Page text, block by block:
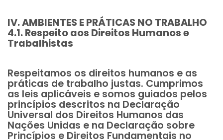
IV. AMBIENTES E PRÁTICAS NO TRABALHO
4.1. Respeito aos Direitos Humanos e
Trabalhistas
Respeitamos os direitos humanos e as
práticas de trabalho justas. Cumprimos
as leis aplicáveis e somos guiados pelos
princípios descritos na Declaração
Universal dos Direitos Humanos das
Nações Unidas e na Declaração sobre
Princípios e Direitos Fundamentais no